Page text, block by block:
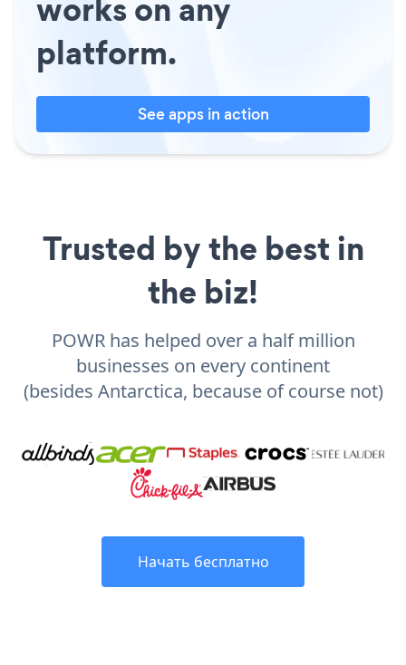
platform.
See apps in action
Trusted by the best in
the biz!
POWR has helped over a half million
businesses on every continent
(besides Antarctica, because of course not)
Начать бесплатно